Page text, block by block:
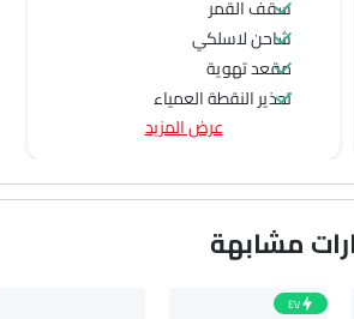
سقف القمر
شاحن لاسلكي
مقعد تهوية
تحذير النقطة العمياء
نظام التحذير من مغادرة المسار
كبح الطوارئ التلقائي
عرض المزيد
EV